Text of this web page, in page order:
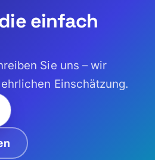
einfach
Sie uns – wir
Einschätzung.